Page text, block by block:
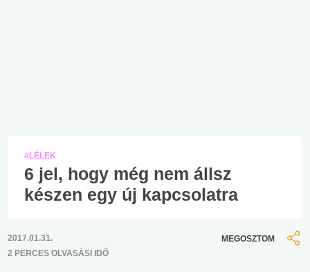
#LÉLEK
6 jel, hogy még nem állsz
készen egy új kapcsolatra
2017.01.31.
2 PERCES OLVASÁSI IDŐ
MEGOSZTOM